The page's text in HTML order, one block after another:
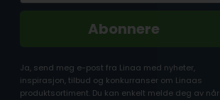
Abonnere
Ja, send meg e-post fra Linaa med nyheter,
inspirasjon, tilbud og konkurranser om Linaas
produktsortiment. Du kan enkelt melde deg av når